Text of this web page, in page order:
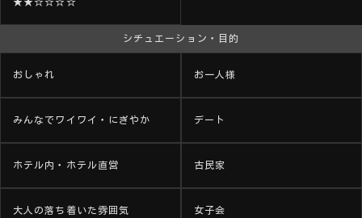
シチュエーション・目的
おしゃれ お一人様
みんなでワイワイ・にぎやか デート
ホテル内・ホテル直営 古民家
大人の落ち着いた雰囲気 女子会